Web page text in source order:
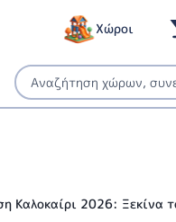
Χώροι
Καλοκαίρι 2026: Ξεκίνα